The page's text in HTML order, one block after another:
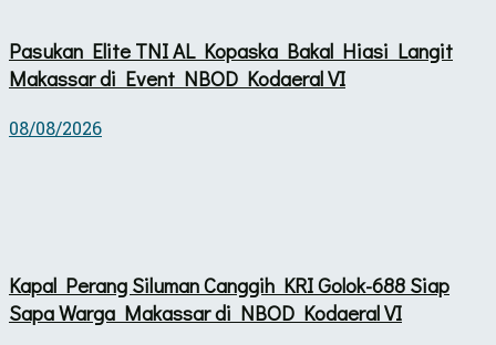
Pasukan Elite TNI AL Kopaska Bakal Hiasi Langit
Makassar di Event NBOD Kodaeral VI
08/08/2026
Kapal Perang Siluman Canggih KRI Golok-688 Siap
Sapa Warga Makassar di NBOD Kodaeral VI